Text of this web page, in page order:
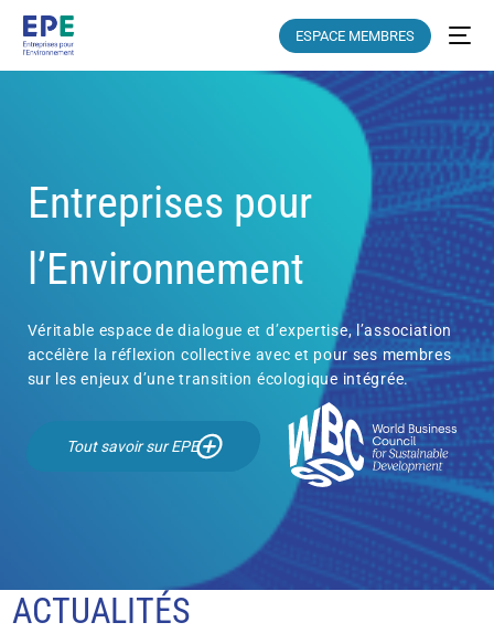
ESPACE MEMBRES
Entreprises pour
l’Environnement
Véritable espace de dialogue et d’expertise, l’association
accélère la réflexion collective avec et pour ses membres
sur les enjeux d’une transition écologique intégrée.
Tout savoir sur EPE
ACTUALITÉS